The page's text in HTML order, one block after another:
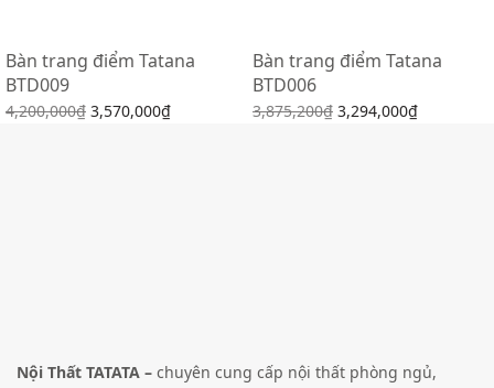
Bàn trang điểm Tatana
BTD009
4,200,000₫ 3,570,000₫
Bàn trang điểm Tatana
BTD006
3,875,200₫ 3,294,000₫
Nội Thất TATATA –chuyên cung cấp nội thất phòng ngủ,